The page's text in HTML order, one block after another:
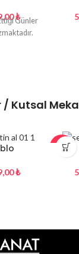
₺Günler
/ Kutsal
₺
-26%